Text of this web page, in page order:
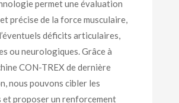
permet une évaluation
précise de la force musculaire,
déficits articulaires,
ou neurologiques. Grâce à
CON-TREX de dernière
nous pouvons cibler les
et proposer un renforcement